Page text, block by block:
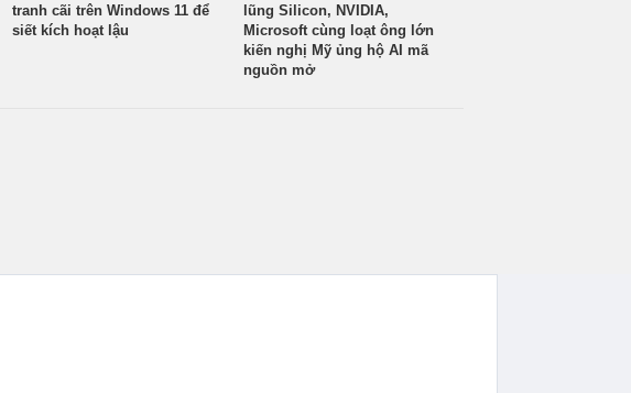
tranh cãi trên Windows 11 để
siết kích hoạt lậu
lũng Silicon, NVIDIA,
Microsoft cùng loạt ông lớn
kiến nghị Mỹ ủng hộ AI mã
nguồn mở